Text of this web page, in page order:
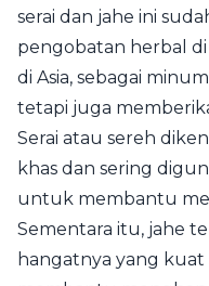
serai dan jahe ini
pengobatan herbal
di Asia, sebagai
tetapi juga
Serai atau sereh
khas dan sering
untuk membantu
Sementara itu, jahe
hangatnya yang